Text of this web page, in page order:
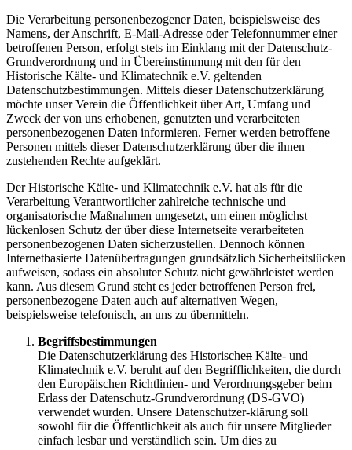
Die Verarbeitung personenbezogener Daten, beispielsweise des
Namens, der Anschrift, E-Mail-Adresse oder Telefonnummer einer
betroffenen Person, erfolgt stets im Einklang mit der Datenschutz-
Grundverordnung und in Übereinstimmung mit den für den
Historische Kälte- und Klimatechnik e.V. geltenden
Datenschutzbestimmungen. Mittels dieser Datenschutzerklärung
möchte unser Verein die Öffentlichkeit über Art, Umfang und
Zweck der von uns erhobenen, genutzten und verarbeiteten
personenbezogenen Daten informieren. Ferner werden betroffene
Personen mittels dieser Datenschutzerklärung über die ihnen
zustehenden Rechte aufgeklärt.
Der Historische Kälte- und Klimatechnik e.V. hat als für die
Verarbeitung Verantwortlicher zahlreiche technische und
organisatorische Maßnahmen umgesetzt, um einen möglichst
lückenlosen Schutz der über diese Internetseite verarbeiteten
personenbezogenen Daten sicherzustellen. Dennoch können
Internetbasierte Datenübertragungen grundsätzlich Sicherheitslücken
aufweisen, sodass ein absoluter Schutz nicht gewährleistet werden
kann. Aus diesem Grund steht es jeder betroffenen Person frei,
personenbezogene Daten auch auf alternativen Wegen,
beispielsweise telefonisch, an uns zu übermitteln.
Begriffsbestimmungen
Die Datenschutzerklärung des Historischen Kälte- und
Klimatechnik e.V. beruht auf den Begrifflichkeiten, die durch
den Europäischen Richtlinien- und Verordnungsgeber beim
Erlass der Datenschutz-Grundverordnung (DS-GVO)
verwendet wurden. Unsere Datenschutzer-klärung soll
sowohl für die Öffentlichkeit als auch für unsere Mitglieder
einfach lesbar und verständlich sein. Um dies zu